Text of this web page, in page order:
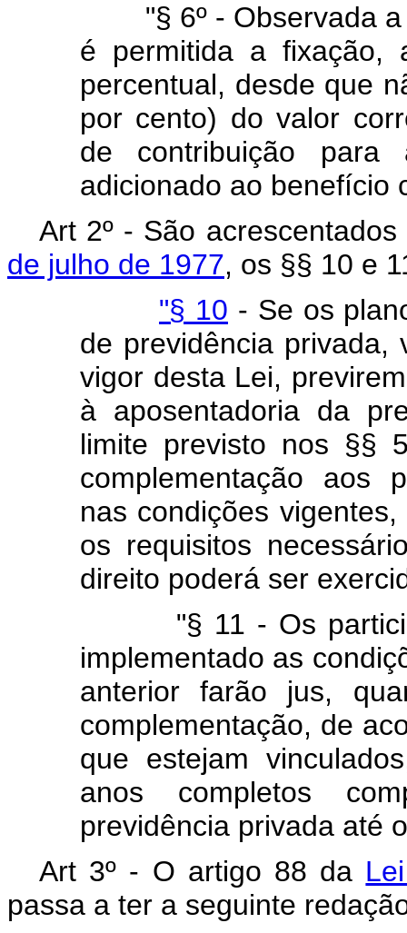
"§ 6º - Observada a
é permitida a fixação,
percentual, desde que
por cento) do valor
de contribuição
adicionado ao benefício
Art 2º - São
de julho de 1977, os §§ 10 e
"§ 10 - Se os
de previdência privada,
vigor desta Lei,
à aposentadoria da
limite previsto nos §§
complementação aos
nas condições
os requisitos
direito poderá ser
"§ 11 - Os
implementado as
anterior farão jus,
complementação, de
que estejam
anos completos
previdência privada até
Art 3º - O artigo 88 da
passa a ter a seguinte